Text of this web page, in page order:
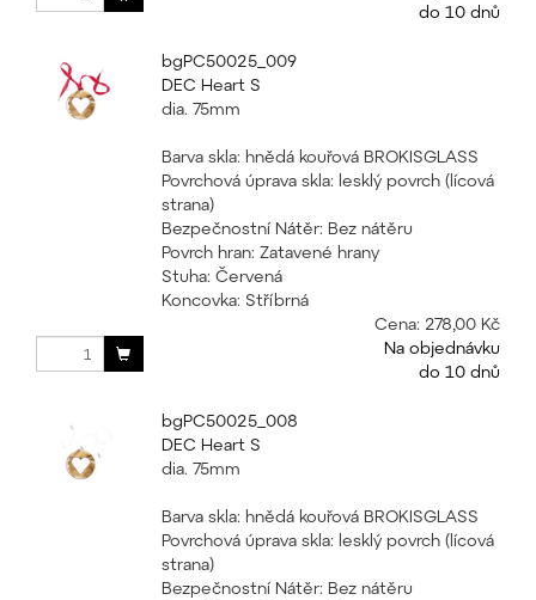
do 10 dnů
bgPC50025_009
DEC Heart S
dia. 75mm
Barva skla: hnědá kouřová BROKISGLASS
Povrchová úprava skla: lesklý povrch (lícová
strana)
Bezpečnostní Nátěr: Bez nátěru
Povrch hran: Zatavené hrany
Stuha: Červená
Koncovka: Stříbrná
Cena: 278,00 Kč
Na objednávku
do 10 dnů
bgPC50025_008
DEC Heart S
dia. 75mm
Barva skla: hnědá kouřová BROKISGLASS
Povrchová úprava skla: lesklý povrch (lícová
strana)
Bezpečnostní Nátěr: Bez nátěru